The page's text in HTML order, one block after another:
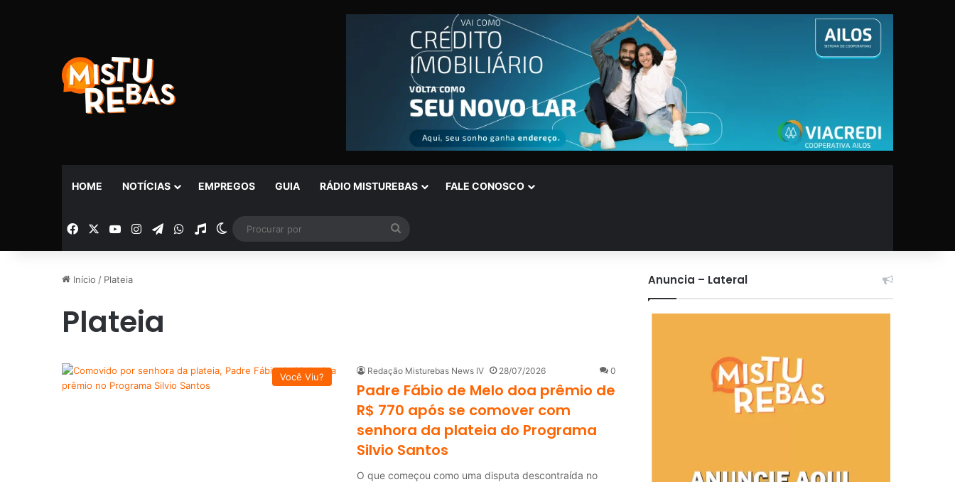
HOME NOTÍCIAS EMPREGOS GUIA RÁDIO MISTUREBAS FALE CONOSCO
Facebook YouTubeInstagramTelegramWhatsApp
Rádio Switch skin
por
Início / Plateia
Plateia
Você Viu?
Redação Misturebas News IV 28/07/2026 0
Padre Fábio de Melo doa prêmio de
R$ 770 após se comover com
senhora da plateia do Programa
Silvio Santos
O que começou como uma disputa descontraída no
Anuncia – Lateral